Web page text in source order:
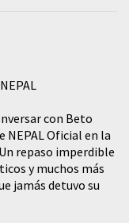
con Beto
NEPAL Oficial en la
repaso imperdible
y muchos más
jamás detuvo su